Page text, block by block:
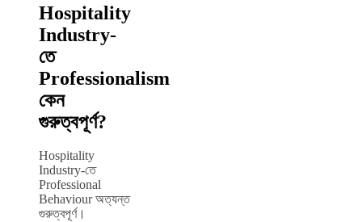
Hospitality
Industry-
তে
Professionalism
কেন
গুরুত্বপূর্ণ?
Hospitality
Industry-তে
Professional
Behaviour অত্যন্ত
গুরুত্বপূর্ণ।